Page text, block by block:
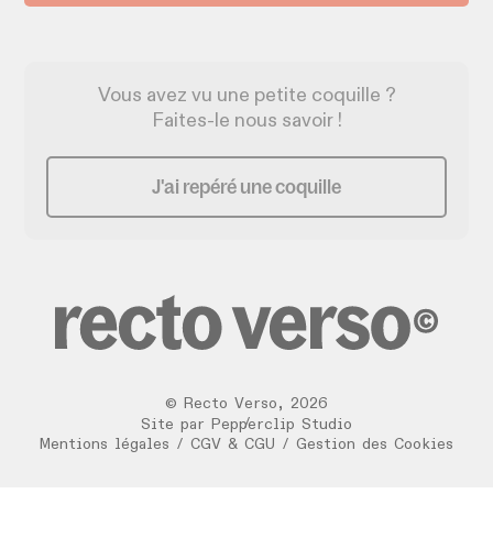
Vous avez vu une petite coquille ?
Faites-le nous savoir !
J'ai repéré une coquille
© Recto Verso , 2026
/
Site par
Pepperclip Studio
Mentions légales / CGV & CGU / Gestion des Cookies